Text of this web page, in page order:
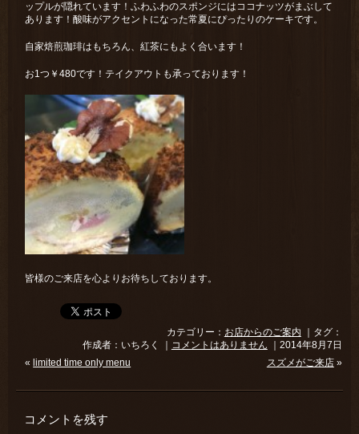
ップルが隠れています！ふわふわのスポンジにはココナッツがまぶして
あります！酸味がアクセントになった常夏にぴったりのケーキです。
自家焙煎珈琲はもちろん、紅茶にもよく合います！
お1つ￥480です！テイクアウトも承っております！
皆様のご来店を心よりお待ちしております。
カテゴリー： お店からのご案内 ｜タグ：
作成者：いちろく ｜ コメントはありません ｜2014年8月7日
« limited time only menu スズメがご来店»
コメントを残す